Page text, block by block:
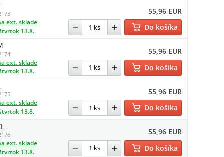
55,96 EUR
ext. sklade
13.8.
Do košíka
55,96 EUR
ext. sklade
13.8.
Do košíka
55,96 EUR
ext. sklade
13.8.
Do košíka
55,96 EUR
ext. sklade
13.8.
Do košíka